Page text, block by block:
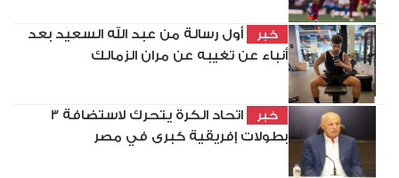
خبر
أول رسالة من عبد الله السعيد بعد
أنباء عن تغيبه عن مران الزمالك
خبر
اتحاد الكرة يتحرك لاستضافة 3
بطولات إفريقية كبرى في مصر